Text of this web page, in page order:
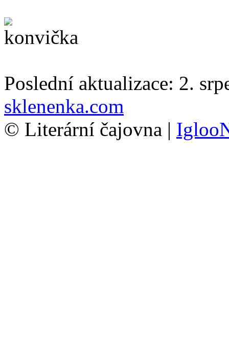
Poslední aktualizace: 2.
sklenenka.com
© Literární čajovna |